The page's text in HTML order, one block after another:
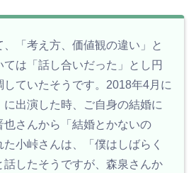
「考え方、価値観の違い」と
は「話し合いだった」とし円
ていたそうです。2018年4月に
に出演した時、ご自身の結婚に
也さんから「結婚とかないの
小峠さんは、「僕はしばらく
話したそうですが、森泉さんか